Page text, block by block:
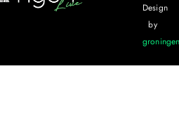
Design
by